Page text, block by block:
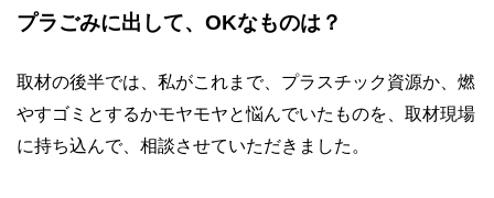
プラごみに出して、OKなものは？
取材の後半では、私がこれまで、プラスチック資源か、燃
やすゴミとするかモヤモヤと悩んでいたものを、取材現場
に持ち込んで、相談させていただきました。